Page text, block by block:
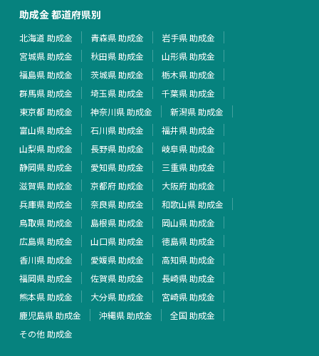
助成金 都道府県別
北海道 助成金 青森県 助成金
岩手県 助成金
宮城県 助成金
秋田県 助成金
山形県 助成金
福島県 助成金
茨城県 助成金
栃木県 助成金
群馬県 助成金
埼玉県 助成金
千葉県 助成金
東京都 助成金
神奈川県 助成金
新潟県 助成金
富山県 助成金
石川県 助成金
福井県 助成金
山梨県 助成金
長野県 助成金
岐阜県 助成金
静岡県 助成金
愛知県 助成金
三重県 助成金
滋賀県 助成金
京都府 助成金
大阪府 助成金
兵庫県 助成金
奈良県 助成金
和歌山県 助成金
鳥取県 助成金
島根県 助成金
岡山県 助成金
広島県 助成金
山口県 助成金
徳島県 助成金
香川県 助成金
愛媛県 助成金
高知県 助成金
福岡県 助成金
佐賀県 助成金
長崎県 助成金
熊本県 助成金
大分県 助成金
宮崎県 助成金
鹿児島県 助成金
沖縄県 助成金
全国 助成金
その他 助成金